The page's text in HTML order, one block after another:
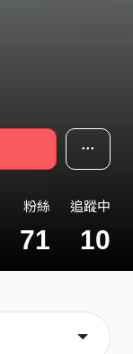
粉絲
71
追蹤中
10